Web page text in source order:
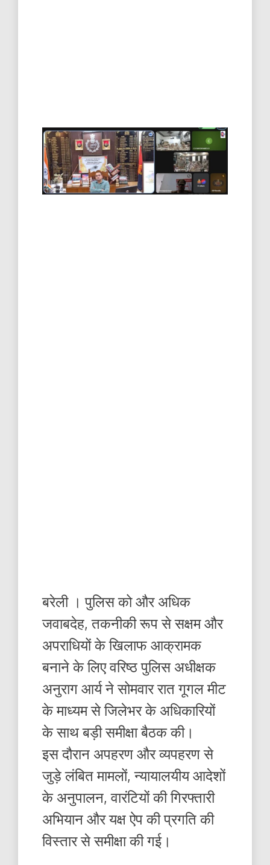
बरेली । पुलिस को और अधिक
जवाबदेह, तकनीकी रूप से सक्षम और
अपराधियों के खिलाफ आक्रामक
बनाने के लिए वरिष्ठ पुलिस अधीक्षक
अनुराग आर्य ने सोमवार रात गूगल मीट
के माध्यम से जिलेभर के अधिकारियों
के साथ बड़ी समीक्षा बैठक की।
इस दौरान अपहरण और व्यपहरण से
जुड़े लंबित मामलों, न्यायालयीय आदेशों
के अनुपालन, वारंटियों की गिरफ्तारी
अभियान और यक्ष ऐप की प्रगति की
विस्तार से समीक्षा की गई।